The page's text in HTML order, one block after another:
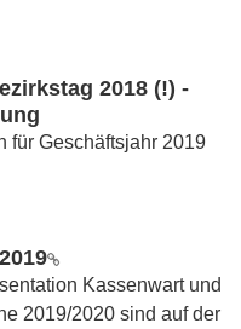
2018 (!) -
für Geschäftsjahr 2019
Kassenwart und
2019/2020 sind auf der